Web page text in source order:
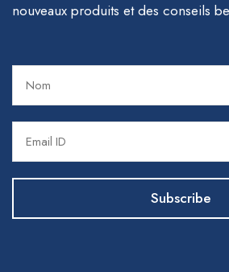
nouveaux produits et des conseils